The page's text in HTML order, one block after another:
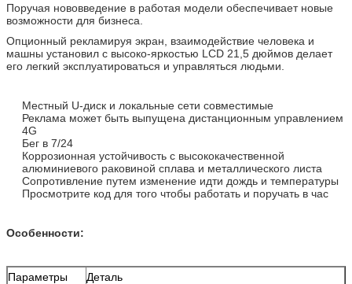
Поручая нововведение в работая модели обеспечивает новые
возможности для бизнеса.
Опционный рекламируя экран, взаимодействие человека и
машны установил с высоко-яркостью LCD 21,5 дюймов делает
его легкий эксплуатироваться и управляться людьми.
Местный U-диск и локальные сети совместимые
Реклама может быть выпущена дистанционным управлением
4G
Бег в 7/24
Коррозионная устойчивость с высококачественной
алюминиевого раковиной сплава и металлического листа
Сопротивление путем изменение идти дождь и температуры
Просмотрите код для того чтобы работать и поручать в час
Особенности:
Параметры
Деталь